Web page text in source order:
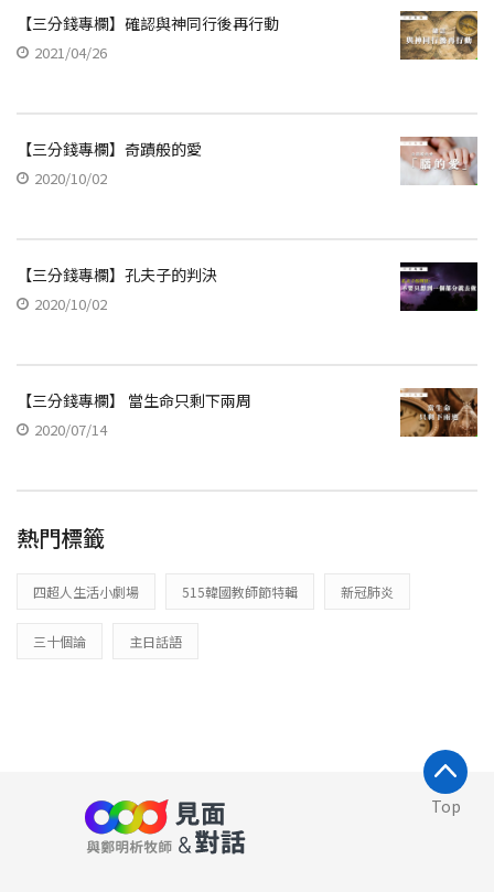
【三分錢專欄】確認與神同行後再行動
2021/04/26
【三分錢專欄】奇蹟般的愛
2020/10/02
【三分錢專欄】孔夫子的判決
2020/10/02
【三分錢專欄】 當生命只剩下兩周
2020/07/14
熱門標籤
四超人生活小劇場 515韓國教師節特輯 新冠肺炎
三十個論 主日話語
Top